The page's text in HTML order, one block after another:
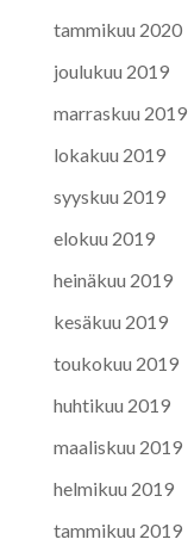
tammikuu 2020
joulukuu 2019
marraskuu 2019
lokakuu 2019
syyskuu 2019
elokuu 2019
heinäkuu 2019
kesäkuu 2019
toukokuu 2019
huhtikuu 2019
maaliskuu 2019
helmikuu 2019
tammikuu 2019